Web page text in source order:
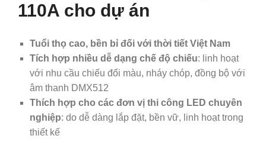
110A cho dự án
Tuổi thọ cao, bền bỉ đối với thời tiết Việt Nam
Tích hợp nhiều dễ dạng chế độ chiếu: linh hoạt
với nhu cầu chiếu đổi màu, nháy chóp, đồng bộ với
âm thanh DMX512
Thích hợp cho các đơn vị thi công LED chuyên
nghiệp: do dễ dàng lắp đặt, bền vữ, linh hoạt trong
thiết kế